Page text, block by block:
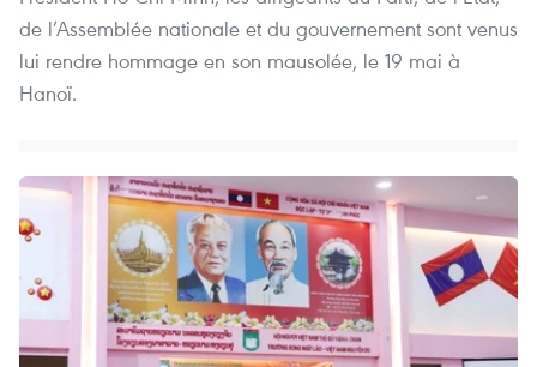
de l’Assemblée nationale et du gouvernement sont venus
lui rendre hommage en son mausolée, le 19 mai à
Hanoï.